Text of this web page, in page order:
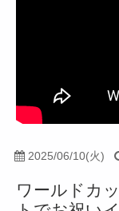
2025/06/10(火)
ワールドカ